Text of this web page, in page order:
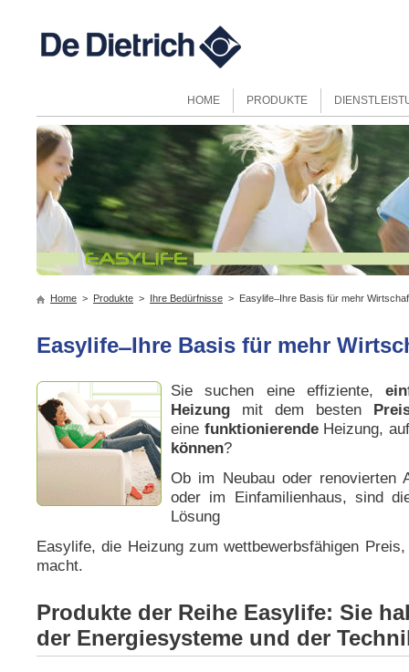
HOME PRODUKTE
Home > Produkte > Ihre Bedürfnisse > Easylife ̶ Ihre Basis für mehr
Easylife ̶ Ihre Basis für mehr
Sie suchen eine effiziente,
Heizung mit dem besten
eine funktionierendeHeizung,
können?
Ob im Neubau oder renovierten
oder im Einfamilienhaus, sind
Lösung
Easylife, die Heizung zum wettbewerbsfähigen
macht.
Produkte der Reihe Easylife: Sie
der Energiesysteme und der